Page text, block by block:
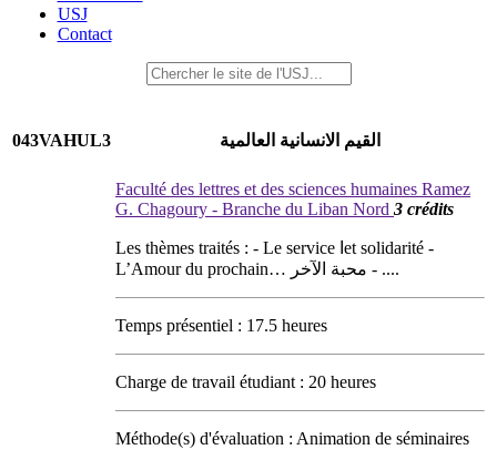
USJ
Contact
043VAHUL3 القيم الانسانية العالمية
Faculté des lettres et des sciences humaines Ramez
G. Chagoury - Branche du Liban Nord 3 crédits
Les thèmes traités : - Le service اet solidarité -
L’Amour du prochain… محبة الآخر - ....
Temps présentiel : 17.5 heures
Charge de travail étudiant : 20 heures
Méthode(s) d'évaluation : Animation de séminaires